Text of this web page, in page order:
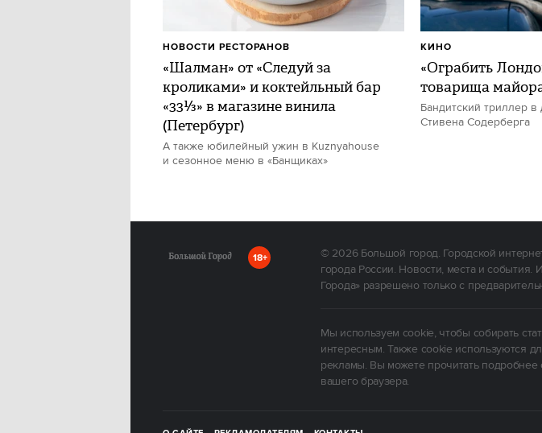
«Шалман» от «Следуй за
кроликами» и коктейльный бар
«33⅓» в магазине винила
(Петербург)
А также юбилейный ужин в Kuznyahouse
и сезонное меню в «Банщиках»
НОВОСТИ РЕСТОРАНОВ
«Ограбить
товарища
Бандитский триллер в
Стивена Содерберга
КИНО
18+ © 2026Большой город. Городской
города России. Новости, места и события.
Города» разрешено только с
Мы используем cookie, чтобы собирать
интересным. Также cookie используются
рекламы. Вы можете прочитать подробнее
вашего браузера.